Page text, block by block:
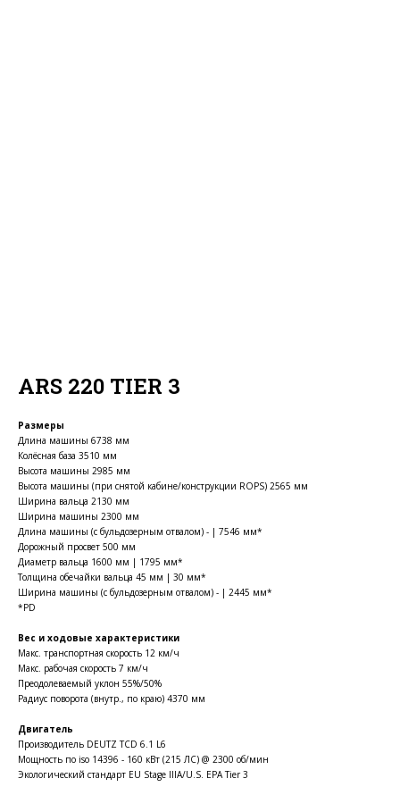
ARS 220 TIER 3
Размеры
Длина машины 6738 мм
Колёсная база 3510 мм
Высота машины 2985 мм
Высота машины (при снятой кабине/конструкции ROPS) 2565 мм
Ширина вальца 2130 мм
Ширина машины 2300 мм
Длина машины (с бульдозерным отвалом) - | 7546 мм*
Дорожный просвет 500 мм
Диаметр вальца 1600 мм | 1795 мм*
Толщина обечайки вальца 45 мм | 30 мм*
Ширина машины (с бульдозерным отвалом) - | 2445 мм*
*PD
Вес и ходовые характеристики
Мaкс. транспортная скорость 12 км/ч
Макс. рабочая скорость 7 км/ч
Преодолеваемый уклон 55%/50%
Радиус поворота (внутр., по краю) 4370 мм
Двигатель
Производитель DEUTZ TCD 6.1 L6
Мощность по iso 14396 - 160 кВт (215 ЛС) @ 2300 об/мин
Экологический стандарт EU Stage IIIA/U.S. EPA Tier 3